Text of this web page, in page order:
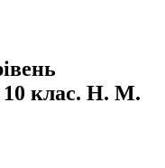
10 клас. Н. М.